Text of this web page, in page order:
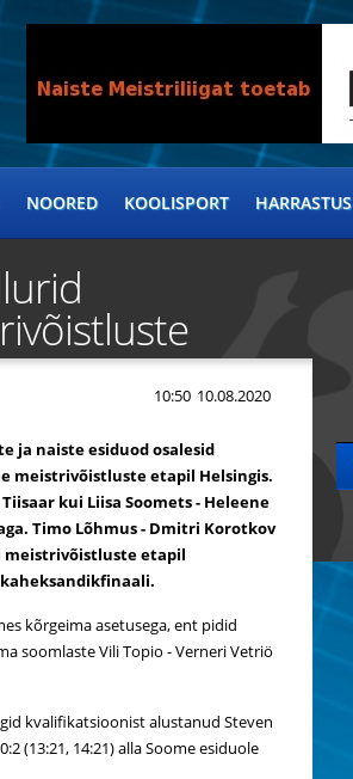
NOORED KOOLISPORT HARRASTUS
10.08.2020
10:50
ja naiste esiduod osalesid
meistrivõistluste etapil Helsingis.
kui Liisa Soomets - Heleene
Timo Lõhmus - Dmitri Korotkov
meistrivõistluste etapil
kõrgeima asetusega, ent pidid
soomlaste Vili Topio - Verneri Vetriö
kvalifikatsioonist alustanud Steven
(13:21, 14:21) alla Soome esiduole